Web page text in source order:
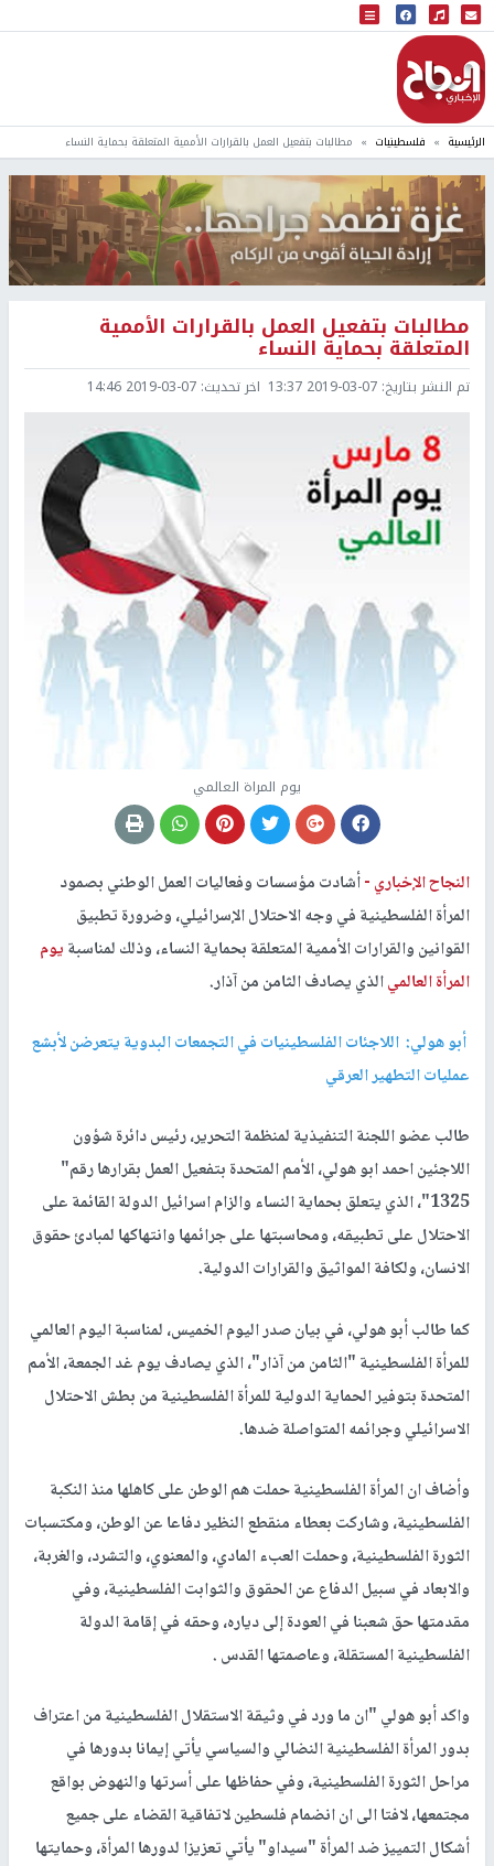
البث المباشر
إذاعة النجاح
الرئيسية فلسطينيات مطالبات بتفعيل العمل بالقرارات الأممية المتعلقة بحماية النساء
مطالبات بتفعيل العمل بالقرارات الأممية
المتعلقة بحماية النساء
تم النشر بتاريخ: 2019-03-07 13:37 اخر تحديث: 2019-03-07 14:46
يوم المراة العالمي
النجاح الإخباري -أشادت مؤسسات وفعاليات العمل الوطني بصمود
المرأة الفلسطينية في وجه الاحتلال الإسرائيلي، وضرورة تطبيق
القوانين والقرارات الأممية المتعلقة بحماية النساء، وذلك لمناسبةيوم
المرأة العالميالذي يصادف الثامن من آذار.
أبو هولي: اللاجئات الفلسطينيات في التجمعات البدوية يتعرضن لأبشع
عمليات التطهير العرقي
طالب عضو اللجنة التنفيذية لمنظمة التحرير، رئيس دائرة شؤون
اللاجئين احمد ابو هولي، الأمم المتحدة بتفعيل العمل بقرارها رقم"
1325"، الذي يتعلق بحماية النساء والزام اسرائيل الدولة القائمة على
الاحتلال على تطبيقه، ومحاسبتها على جرائمها وانتهاكها لمبادئ حقوق
الانسان، ولكافة المواثيق والقرارات الدولية.
كما طالب أبو هولي، في بيان صدر اليوم الخميس، لمناسبة اليوم العالمي
للمرأة الفلسطينية "الثامن من آذار"، الذي يصادف يوم غد الجمعة، الأمم
المتحدة بتوفير الحماية الدولية للمرأة الفلسطينية من بطش الاحتلال
الاسرائيلي وجرائمه المتواصلة ضدها.
وأضاف ان المرأة الفلسطينية حملت هم الوطن على كاهلها منذ النكبة
الفلسطينية، وشاركت بعطاء منقطع النظير دفاعا عن الوطن، ومكتسبات
الثورة الفلسطينية، وحملت العبء المادي، والمعنوي، والتشرد، والغربة،
والابعاد في سبيل الدفاع عن الحقوق والثوابت الفلسطينية، وفي
مقدمتها حق شعبنا في العودة إلى دياره، وحقه في إقامة الدولة
الفلسطينية المستقلة، وعاصمتها القدس .
واكد أبو هولي "ان ما ورد في وثيقة الاستقلال الفلسطينية من اعتراف
بدور المرأة الفلسطينية النضالي والسياسي يأتي إيمانا بدورها في
مراحل الثورة الفلسطينية، وفي حفاظها على أسرتها والنهوض بواقع
مجتمعها، لافتا الى ان انضمام فلسطين لاتفاقية القضاء على جميع
أشكال التمييز ضد المرأة "سيداو" يأتي تعزيزا لدورها المرأة، وحمايتها